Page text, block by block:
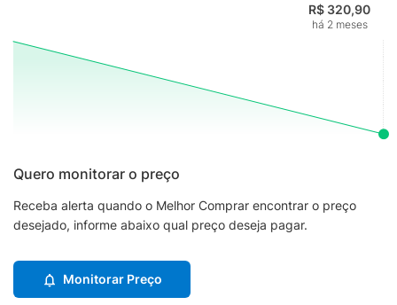
R$ 320,90
há 2 meses
Quero monitorar o preço
Receba alerta quando o Melhor Comprar encontrar o preço
desejado, informe abaixo qual preço deseja pagar.
Monitorar Preço